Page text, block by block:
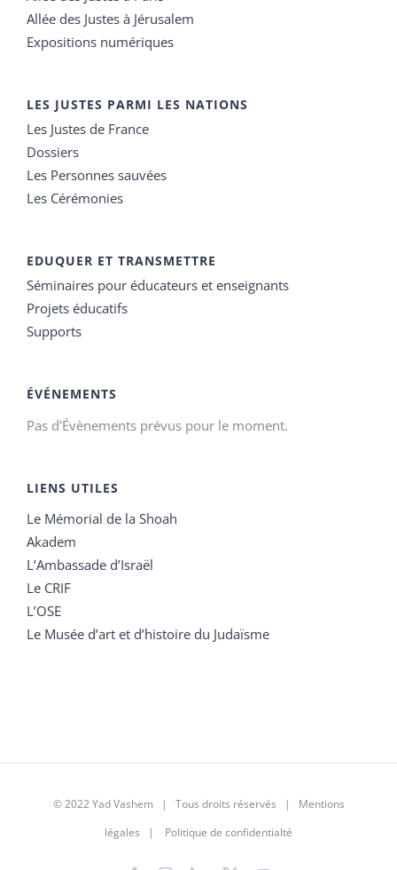
Allée des Justes à Jérusalem
Expositions numériques
LES JUSTES PARMI LES NATIONS
Les Justes de France
Dossiers
Les Personnes sauvées
Les Cérémonies
EDUQUER ET TRANSMETTRE
Séminaires pour éducateurs et enseignants
Projets éducatifs
Supports
ÉVÉNEMENTS
Pas d'Évènements prévus pour le moment.
LIENS UTILES
Le Mémorial de la Shoah
Akadem
L’Ambassade d’Israël
Le CRIF
L’OSE
Le Musée d’art et d’histoire du Judaïsme
© 2022 Yad Vashem | Tous droits réservés | Mentions
légales | Politique de confidentialté